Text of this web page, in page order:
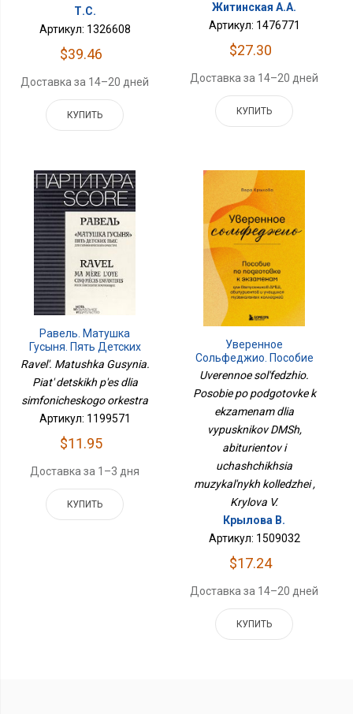
Т.С.
Артикул: 1326608
$39.46
Доставка за 14–20 дней
КУПИТЬ
Житинская А.А.
Артикул: 1476771
$27.30
Доставка за 14–20 дней
КУПИТЬ
Равель. Матушка
Гусыня. Пять Детских
Пьес Для
Симфонического
Оркестра
Ravel'. Matushka Gusynia.
Piat' detskikh p'es dlia
simfonicheskogo orkestra
Артикул: 1199571
$11.95
Доставка за 1–3 дня
КУПИТЬ
Уверенное
Сольфеджио. Пособие
По Подготовке К
Выпускников ДМШ,
Абитуриентов И
Учащихся Музыкальных
Колледжей
Uverennoe sol'fedzhio.
Posobie po podgotovke k
ekzamenam dlia
vypusknikov DMSh,
abiturientov i
uchashchikhsia
muzykal'nykh kolledzhei ,
Krylova V.
Крылова В.
Артикул: 1509032
$17.24
Доставка за 14–20 дней
КУПИТЬ